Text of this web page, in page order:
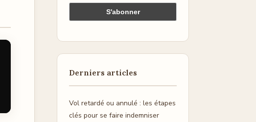
Derniers articles
Vol retardé ou annulé : les étapes
clés pour se faire indemniser